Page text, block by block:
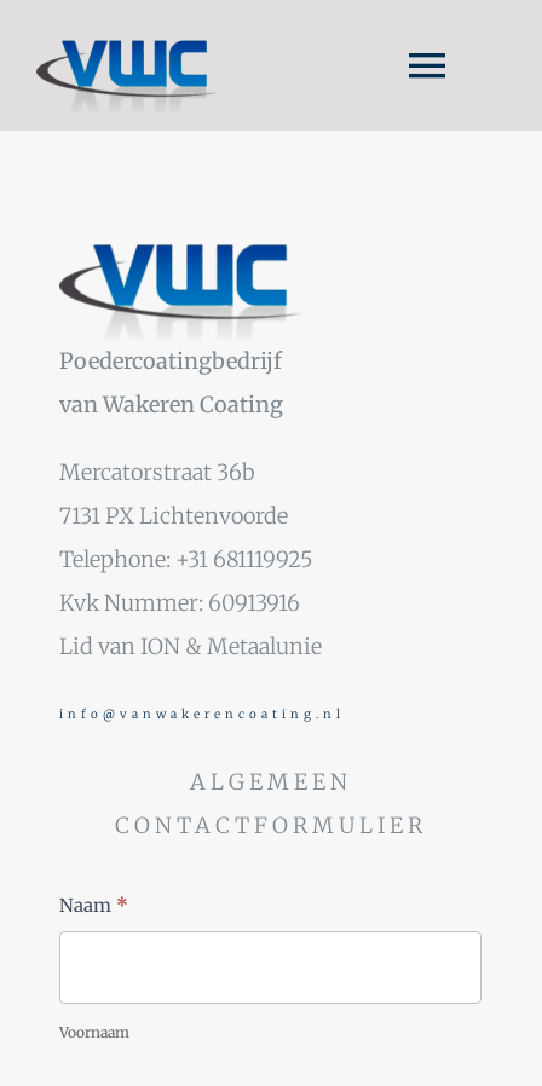
naar
TOEPASSINGEN
WERKWIJZE
Poedercoatingbedrijf
van Wakeren Coating
Mercatorstraat 36b
7131 PX Lichtenvoorde
Telephone: +31 681119925
Kvk Nummer: 60913916
Lid van ION & Metaalunie
info@vanwakerencoating.nl
ALGEMEEN
CONTACTFORMULIER
Contactformulier
Coating
Naam *
Voornaam